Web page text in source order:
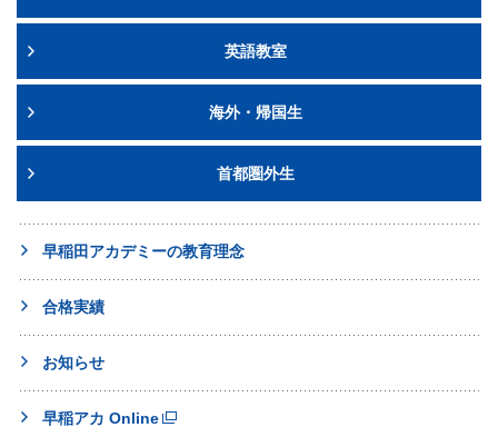
英語教室
海外・帰国生
首都圏外生
早稲田アカデミーの教育理念
合格実績
お知らせ
早稲アカ Online